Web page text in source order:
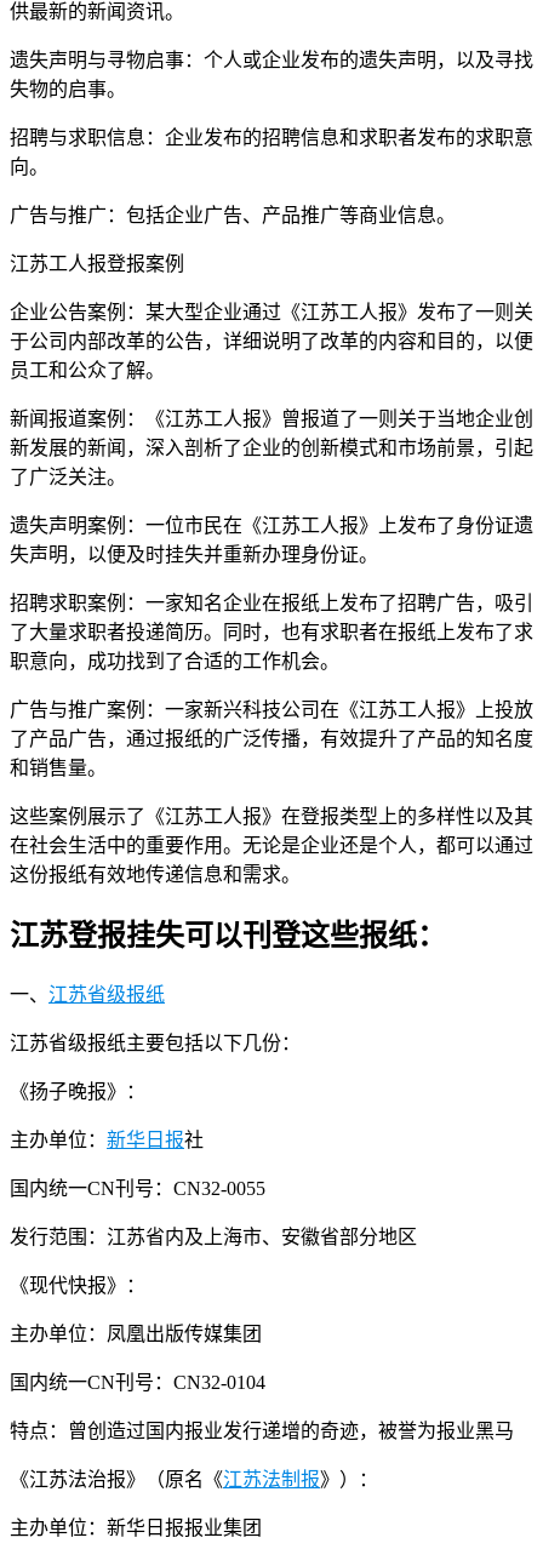
供最新的新闻资讯。
遗失声明与寻物启事：个人或企业发布的遗失声明，以及寻找
失物的启事。
招聘与求职信息：企业发布的招聘信息和求职者发布的求职意
向。
广告与推广：包括企业广告、产品推广等商业信息。
江苏工人报登报案例
企业公告案例：某大型企业通过《江苏工人报》发布了一则关
于公司内部改革的公告，详细说明了改革的内容和目的，以便
员工和公众了解。
新闻报道案例：《江苏工人报》曾报道了一则关于当地企业创
新发展的新闻，深入剖析了企业的创新模式和市场前景，引起
了广泛关注。
遗失声明案例：一位市民在《江苏工人报》上发布了身份证遗
失声明，以便及时挂失并重新办理身份证。
招聘求职案例：一家知名企业在报纸上发布了招聘广告，吸引
了大量求职者投递简历。同时，也有求职者在报纸上发布了求
职意向，成功找到了合适的工作机会。
广告与推广案例：一家新兴科技公司在《江苏工人报》上投放
了产品广告，通过报纸的广泛传播，有效提升了产品的知名度
和销售量。
这些案例展示了《江苏工人报》在登报类型上的多样性以及其
在社会生活中的重要作用。无论是企业还是个人，都可以通过
这份报纸有效地传递信息和需求。
江苏登报挂失可以刊登这些报纸：
一、 江苏省级报纸
江苏省级报纸主要包括以下几份：
《扬子晚报》：
主办单位： 新华日报社
国内统一CN刊号：CN32-0055
发行范围：江苏省内及上海市、安徽省部分地区
《现代快报》：
主办单位：凤凰出版传媒集团
国内统一CN刊号：CN32-0104
特点：曾创造过国内报业发行递增的奇迹，被誉为报业黑马
《江苏法治报》（原名《江苏法制报》）：
主办单位：新华日报报业集团